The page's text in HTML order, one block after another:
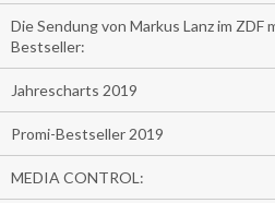
Die Sendung von Markus Lanz im ZDF
Bestseller:
Jahrescharts 2019
Promi-Bestseller 2019
MEDIA CONTROL: